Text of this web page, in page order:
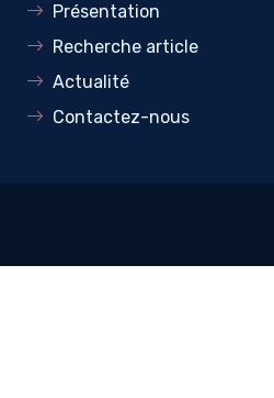
Présentation
Recherche article
Actualité
Contactez-nous